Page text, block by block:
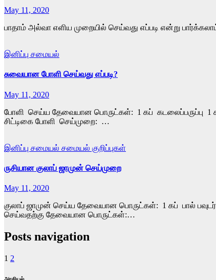
May 11, 2020
பாதாம் அல்வா எளிய முறையில் செய்வது எப்படி என்று
இனிப்பு சமையல்
சுவையான போளி செய்வது எப்படி?
May 11, 2020
போளி செய்ய தேவையான பொருட்கள்: 1 கப் கடலைப்பருப்பு 1
சிட்டிகை போளி செய்முறை: …
இனிப்பு சமையல் சமையல் குறிப்புகள்
ருசியான குலாப் ஜாமுன் செய்முறை
May 11, 2020
குலாப் ஜாமுன் செய்ய தேவையான பொருட்கள்: 1 கப் பால்
செய்வதற்கு தேவையான பொருட்கள்:…
Posts navigation
1 2